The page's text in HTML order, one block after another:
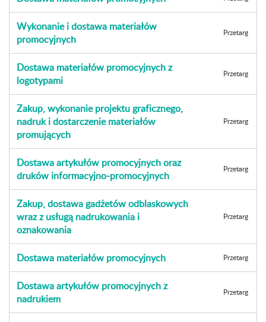
Wykonanie i dostawa materiałów
promocyjnych
Przetarg
Dostawa materiałów promocyjnych z
logotypami
Przetarg
Zakup, wykonanie projektu graficznego,
nadruk i dostarczenie materiałów
promujących
Przetarg
Dostawa artykułów promocyjnych oraz
druków informacyjno-promocyjnych
Przetarg
Zakup, dostawa gadżetów odblaskowych
wraz z usługą nadrukowania i
oznakowania
Przetarg
Dostawa materiałów promocyjnych Przetarg
Dostawa artykułów promocyjnych z
nadrukiem
Przetarg